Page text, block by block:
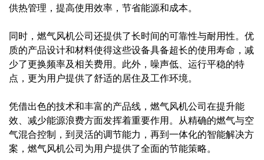
供热管理，提高使用效率，节省能源和成本。
同时，燃气风机公司还提供了长时间的可靠性与耐用性。优
质的产品设计和材料使得这些设备具备超长的使用寿命，减
少了更换频率及相关费用。此外，噪声低、运行平稳的特
点，更为用户提供了舒适的居住及工作环境。
凭借出色的技术和丰富的产品线，燃气风机公司在提升能
效、减少能源浪费方面发挥着重要作用。从精确的燃气与空
气混合控制，到灵活的调节能力，再到一体化的智能解决方
案，燃气风机公司为用户提供了全面的节能策略。